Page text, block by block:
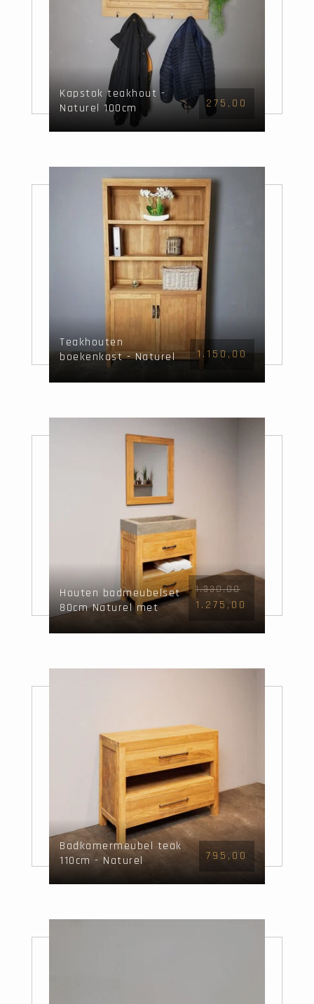
Kapstok teakhout -
Naturel 100cm
275,00
Teakhouten
boekenkast - Naturel
- 115x40x215cm
1.150,00
Houten badmeubelset
80cm Naturel met
wasbak en spiegel
1.330,00
1.275,00
Badkamermeubel teak
110cm - Naturel
795,00